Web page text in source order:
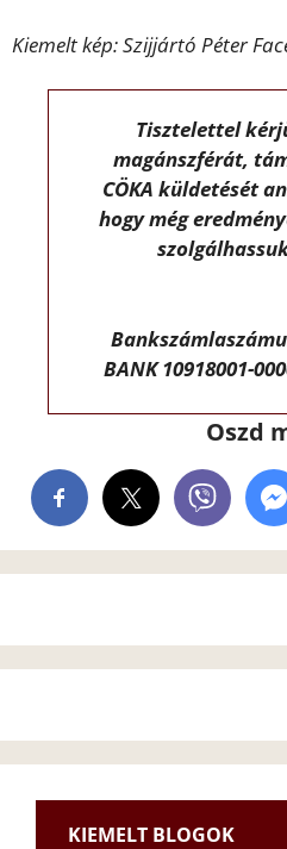
Kiemelt kép: Szijjártó Péter
Tisztelettel
magánszférát,
CÖKA küldetését
hogy még
BANK 10918001-
Oszd
KIEMELT BLOGOK